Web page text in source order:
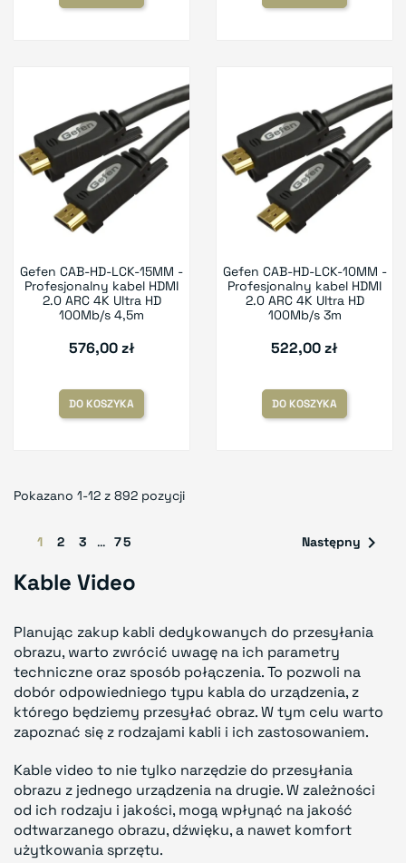
Gefen CAB-HD-LCK-15MM -
Profesjonalny kabel HDMI
2.0 ARC 4K Ultra HD
100Mb/s 4,5m
576,00 zł
DO KOSZYKA
Gefen CAB-HD-LCK-10MM -
Profesjonalny kabel HDMI
2.0 ARC 4K Ultra HD
100Mb/s 3m
522,00 zł
DO KOSZYKA
Pokazano 1-12 z 892 pozycji
1 2 3 … 75 Następny 
Kable Video
Planując zakup kabli dedykowanych do przesyłania
obrazu, warto zwrócić uwagę na ich parametry
techniczne oraz sposób połączenia. To pozwoli na
dobór odpowiedniego typu kabla do urządzenia, z
którego będziemy przesyłać obraz. W tym celu warto
zapoznać się z rodzajami kabli i ich zastosowaniem.
Kable video to nie tylko narzędzie do przesyłania
obrazu z jednego urządzenia na drugie. W zależności
od ich rodzaju i jakości, mogą wpłynąć na jakość
odtwarzanego obrazu, dźwięku, a nawet komfort
użytkowania sprzętu.